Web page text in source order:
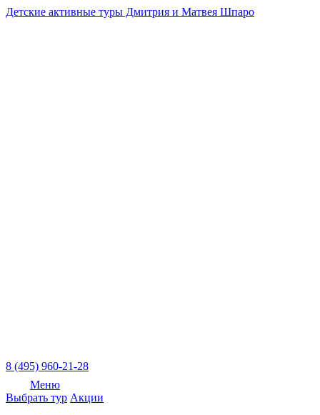
Детские активные туры Дмитрия и Матвея Шпаро
8 (495) 960-21-28
Меню
Выбрать тур Акции